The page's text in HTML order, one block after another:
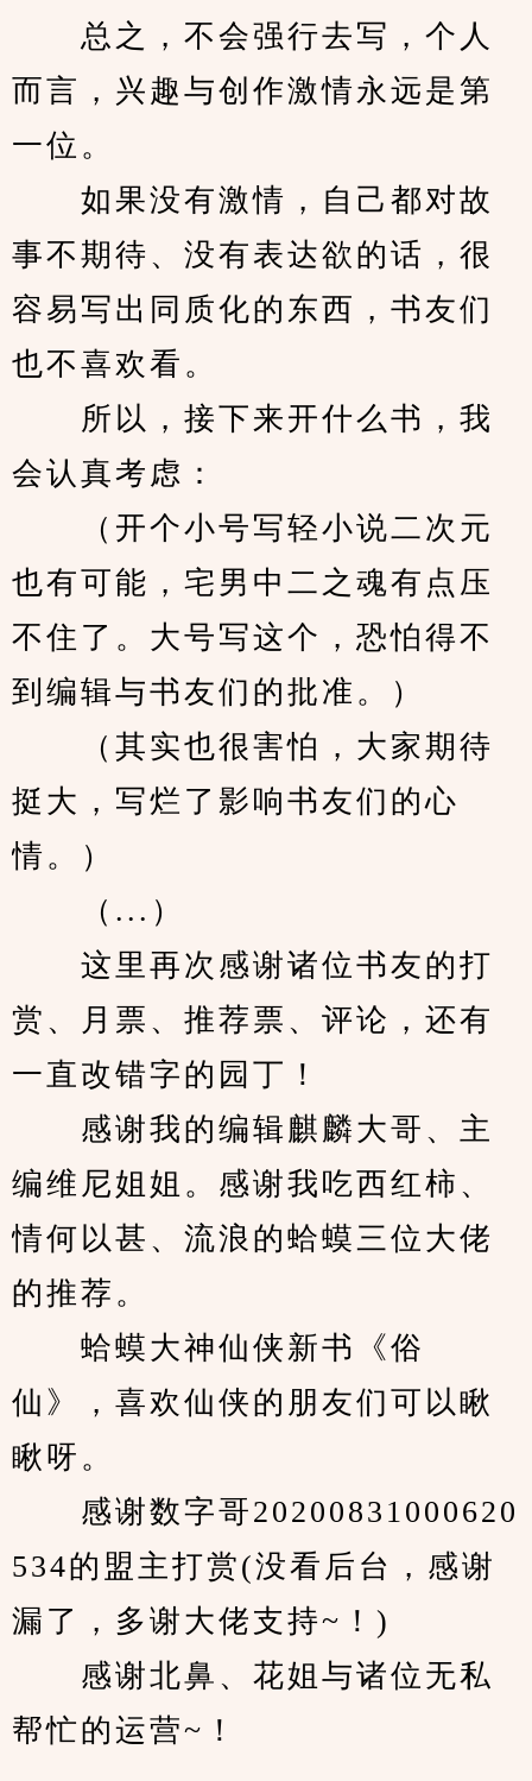
总之，不会强行去写，个人
而言，兴趣与创作激情永远是第
一位。
如果没有激情，自己都对故
事不期待、没有表达欲的话，很
容易写出同质化的东西，书友们
也不喜欢看。
所以，接下来开什么书，我
会认真考虑：
（开个小号写轻小说二次元
也有可能，宅男中二之魂有点压
不住了。大号写这个，恐怕得不
到编辑与书友们的批准。）
（其实也很害怕，大家期待
挺大，写烂了影响书友们的心
情。）
（...）
这里再次感谢诸位书友的打
赏、月票、推荐票、评论，还有
一直改错字的园丁！
感谢我的编辑麒麟大哥、主
编维尼姐姐。感谢我吃西红柿、
情何以甚、流浪的蛤蟆三位大佬
的推荐。
蛤蟆大神仙侠新书《俗
仙》，喜欢仙侠的朋友们可以瞅
瞅呀。
感谢数字哥20200831000620
534的盟主打赏(没看后台，感谢
漏了，多谢大佬支持~！)
感谢北鼻、花姐与诸位无私
帮忙的运营~！